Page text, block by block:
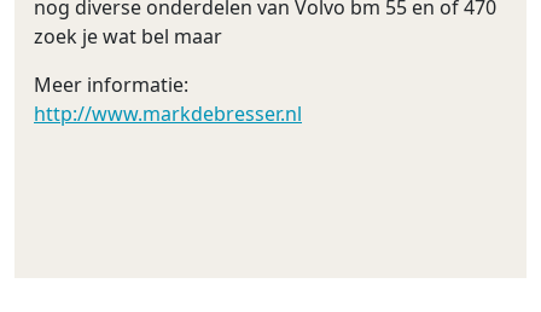
nog diverse onderdelen van Volvo bm 55 en of 470
zoek je wat bel maar
Meer informatie:
http://www.markdebresser.nl